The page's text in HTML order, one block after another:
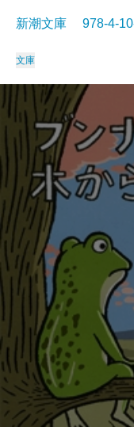
新潮文庫 978-4-
文庫